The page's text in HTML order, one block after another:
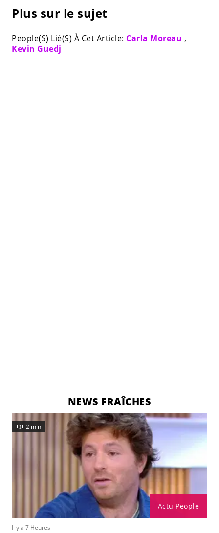
Plus sur le sujet
People(S) Lié(S) À Cet Article: Carla Moreau ,
Kevin Guedj
NEWS FRAÎCHES
Actu People
2 min
Il y a 7 Heures